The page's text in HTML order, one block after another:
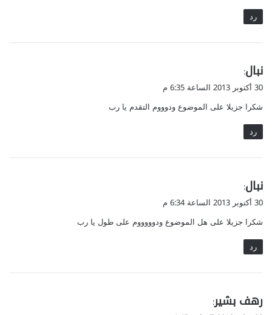
رد
ي
ق
ل
نبال:
30 أكتوبر 2013 الساعة 6:35 م
شكرا جزيلا على الموضوع ودوووم التقدم يا رب
رد
ي
ق
ل
نبال:
30 أكتوبر 2013 الساعة 6:34 م
شكرا جزيلا على هل الموضوع ودوووووم على طول يا رب
رد
يرهف بشير: